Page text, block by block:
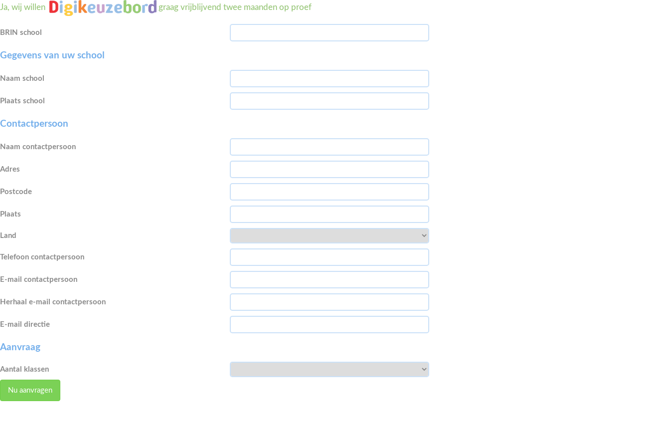
Ja, wij willen graag vrijblijvend twee maanden op proef
BRIN school
Gegevens van uw school
Naam school
Plaats school
Contactpersoon
Naam contactpersoon
Adres
Postcode
Plaats
Land
Telefoon contactpersoon
E-mail contactpersoon
Herhaal e-mail contactpersoon
E-mail directie
Aanvraag
Aantal klassen